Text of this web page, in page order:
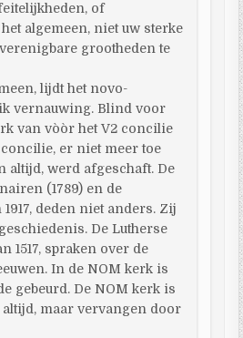
of
algemeen, niet uw sterke
grootheden te
lijdt het novo-
vernauwing. Blind voor
van vòòr het V2 concilie
concilie, er niet meer toe
altijd, werd afgeschaft. De
(1789) en de
deden niet anders. Zij
De Lutherse
1517, spraken over de
In de NOM kerk is
gebeurd. De NOM kerk is
maar vervangen door